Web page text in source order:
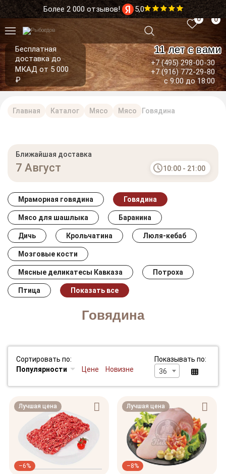
Более 2 000 отзывов! 5,0
Бесплатная
доставка до
МКАД от 5 000
₽
11 лет с вами
+7 (495) 298-00-30
+7 (916) 772-29-80
с 9:00 до 18:00
0 0
Главная Каталог Мясо Мясо Говядина
Говядина
Мраморная говядина Говядина
Мясо для шашлыка Баранина
Дичь Крольчатина Люля-кебаб
Мозговые кости
Мясные деликатесы Кавказа Потроха
Птица Показать все
Ближайшая доставка
7 Август 10:00 - 21:00
Сортировать по:
Популярности
Цене Новизне
Показывать по:
36
Лучшая цена
–6%
Лучшая цена
–8%